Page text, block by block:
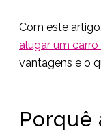
Com este
alugar um
vantagens e o
Porquê